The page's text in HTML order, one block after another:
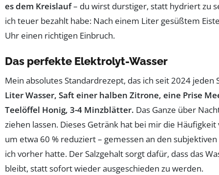
es dem Kreislauf– du wirst durstiger, statt hydriert zu
ich teuer bezahlt habe: Nach einem Liter gesüßtem
Uhr einen richtigen Einbruch.
Das perfekte Elektrolyt-Wasser
Mein absolutes Standardrezept, das ich seit 2024
Liter Wasser, Saft einer halben Zitrone, eine Prise
Teelöffel Honig, 3-4 Minzblätter. Das Ganze über
ziehen lassen. Dieses Getränk hat bei mir die
um etwa 60 % reduziert – gemessen an den
ich vorher hatte. Der Salzgehalt sorgt dafür, dass das
bleibt, statt sofort wieder ausgeschieden zu werden.